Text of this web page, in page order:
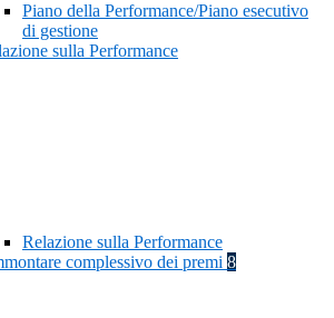
Piano della Performance/Piano esecutivo
di gestione
sulla Performance
Relazione sulla Performance
complessivo dei premi 8